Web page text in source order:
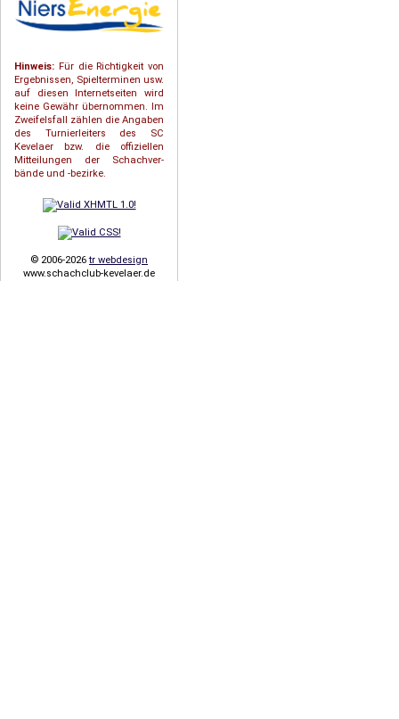
Hinweis: Für die Richtigkeit von
Ergebnissen, Spielterminen usw.
auf diesen Internetseiten wird
keine Gewähr übernommen. Im
Zweifelsfall zählen die Angaben
des Turnierleiters des SC
Kevelaer bzw. die offiziellen
Mitteilungen der Schach­ver­
bände und -bezirke.
© 2006-2026tr webdesign
www.schachclub-kevelaer.de